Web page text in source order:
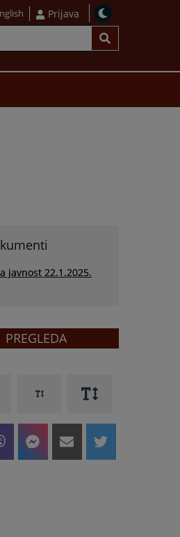
Prijava
javnost 22.1.2025.
PREGLEDA